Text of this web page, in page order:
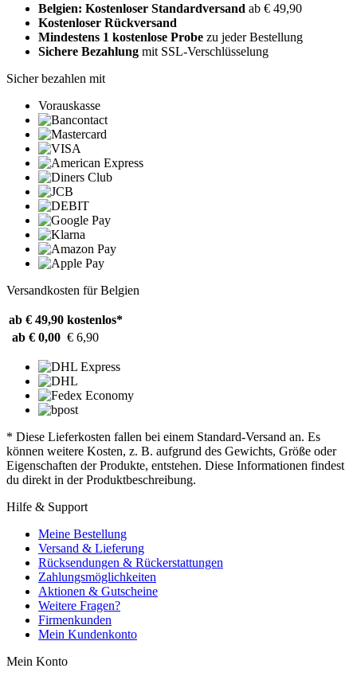
Belgien: Kostenloser Standardversand ab € 49,90
Kostenloser Rückversand
Mindestens 1 kostenlose Probe zu jeder Bestellung
Sichere Bezahlung mit SSL-Verschlüsselung
Sicher bezahlen mit
Vorauskasse
Versandkosten für Belgien
ab € 49,90 kostenlos*
ab € 0,00 € 6,90
* Diese Lieferkosten fallen bei einem Standard-Versand an. Es
können weitere Kosten, z. B. aufgrund des Gewichts, Größe oder
Eigenschaften der Produkte, entstehen. Diese Informationen findest
du direkt in der Produktbeschreibung.
Hilfe & Support
Meine Bestellung
Versand & Lieferung
Rücksendungen & Rückerstattungen
Zahlungsmöglichkeiten
Aktionen & Gutscheine
Weitere Fragen?
Firmenkunden
Mein Kundenkonto
Mein Konto